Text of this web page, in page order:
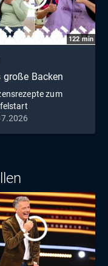
122 min
große Backen
zum